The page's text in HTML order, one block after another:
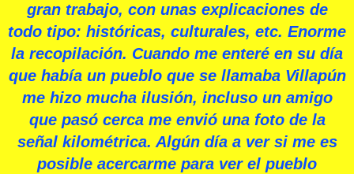
gran trabajo, con unas explicaciones de
todo tipo: históricas, culturales, etc. Enorme
la recopilación. Cuando me enteré en su día
que había un pueblo que se llamaba Villapún
me hizo mucha ilusión, incluso un amigo
que pasó cerca me envió una foto de la
señal kilométrica. Algún día a ver si me es
posible acercarme para ver el pueblo